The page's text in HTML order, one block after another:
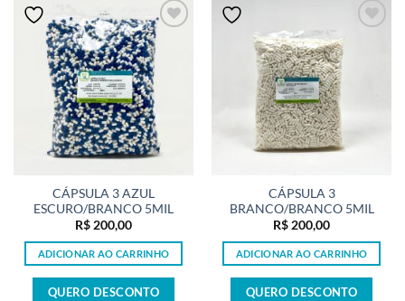
CÁPSULA 3 AZUL
ESCURO/BRANCO 5MIL
R$ 200,00
ADICIONAR AO CARRINHO
QUERO DESCONTO
CÁPSULA 3
BRANCO/BRANCO 5MIL
R$ 200,00
ADICIONAR AO CARRINHO
QUERO DESCONTO